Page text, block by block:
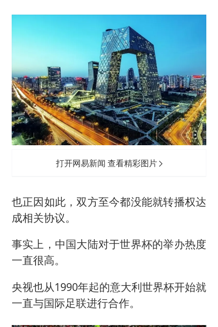
打开网易新闻 查看精彩图片
也正因如此，双方至今都没能就转播权达
成相关协议。
事实上，中国大陆对于世界杯的举办热度
一直很高。
央视也从1990年起的意大利世界杯开始就
一直与国际足联进行合作。